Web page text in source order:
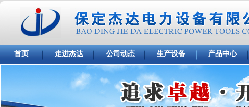
首页 走进杰达 公司动态 生产设备 产品中心